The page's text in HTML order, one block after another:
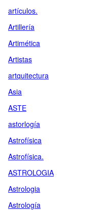
artículos.
Artillería
Artimética
Artistas
artquitectura
Asia
ASTE
astorlogía
Astrofísica
Astrofísica.
ASTROLOGIA
Astrologia
Astrología